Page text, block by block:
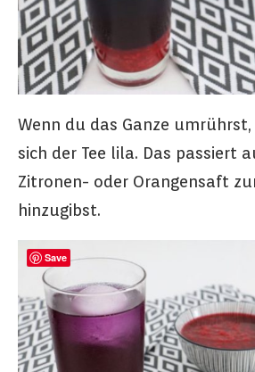
Wenn du das Ganze
sich der Tee lila. Das passiert
Zitronen- oder Orangensaft
hinzugibst.
Save